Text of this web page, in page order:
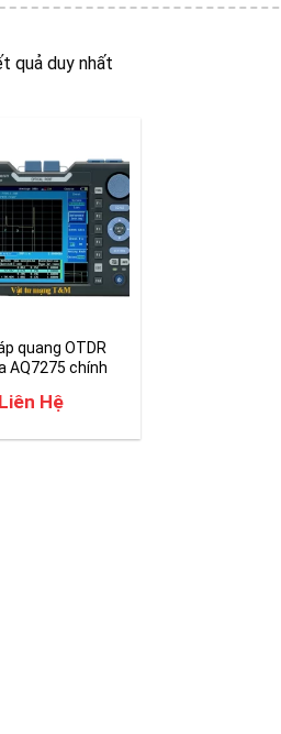
quả duy nhất
quang OTDR
AQ7275 chính
Liên Hệ